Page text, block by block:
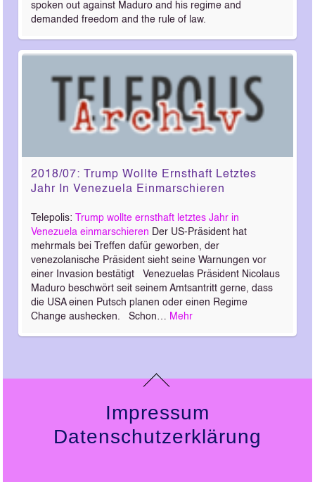
spoken out against Maduro and his regime and
demanded freedom and the rule of law.
2018/07: Trump Wollte Ernsthaft Letztes
Jahr In Venezuela Einmarschieren
Telepolis:Trump wollte ernsthaft letztes Jahr in
Venezuela einmarschieren Der US-Präsident hat
mehrmals bei Treffen dafür geworben, der
venezolanische Präsident sieht seine Warnungen vor
einer Invasion bestätigt Venezuelas Präsident Nicolaus
Maduro beschwört seit seinem Amtsantritt gerne, dass
die USA einen Putsch planen oder einen Regime
Change aushecken. Schon… Mehr
Impressum
Datenschutzerklärung